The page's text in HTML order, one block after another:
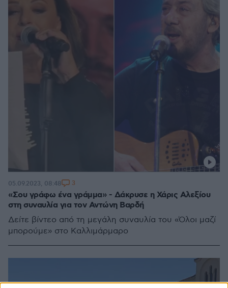
«Σου γράφω ένα γράμμα» - Δάκρυσε η Χάρις Αλεξίου
στη συναυλία για τον Αντώνη Βαρδή
Δείτε βίντεο από τη μεγάλη συναυλία του «Όλοι μαζί
μπορούμε» στο Καλλιμάρμαρο
05.09.2023, 08:48 3